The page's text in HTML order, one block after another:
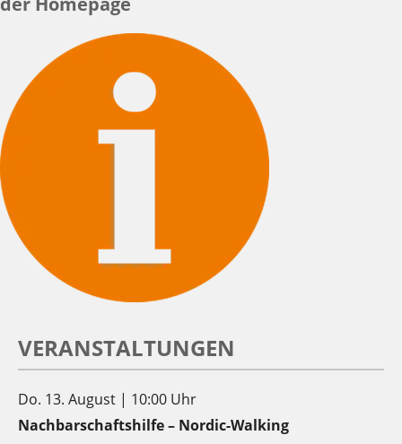
VERANSTALTUNGEN
Do. 13. August | 10:00 Uhr
Nachbarschaftshilfe – Nordic-Walking